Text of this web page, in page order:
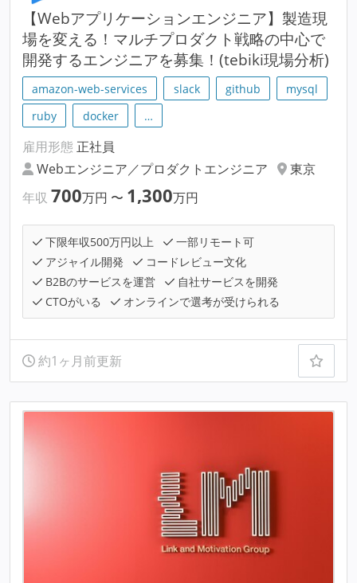
【Webアプリケーションエンジニア】製造現
場を変える！マルチプロダクト戦略の中心で
開発するエンジニアを募集！(tebiki現場分析)
amazon-web-services slack github
mysql
ruby
docker …
雇用形態 正社員
Webエンジニア／プロダクトエンジニア
東京
年収 700万円 〜 1,300万円
下限年収500万円以上
一部リモート可
アジャイル開発
コードレビュー文化
B2Bのサービスを運営
自社サービスを開発
CTOがいる
オンラインで選考が受けられる
約1ヶ月前更新